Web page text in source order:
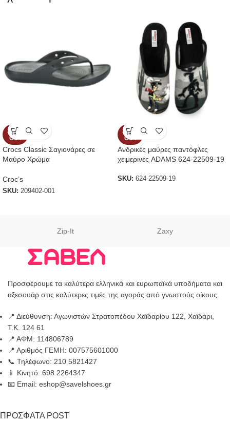
SOLD
OUT
Crocs Classic Σαγιονάρες σε
Μαύρο Χρώμα
Croc’s
SKU: 209402-001
SOLD
OUT
Ανδρικές μαύρες παντόφλες
χειμερινές ADAMS 624-22509-19
SKU: 624-22509-19
Zip-It Zaxy
Προσφέρουμε τα καλύτερα ελληνικά και ευρωπαϊκά υποδήματα και
αξεσουάρ στις καλύτερες τιμές της αγοράς από γνωστούς οίκους.
📍 Διεύθυνση: Αγωνιστών Στρατοπέδου Χαϊδαρίου 122, Χαϊδάρι,
Τ.Κ. 124 61
📍 ΑΦΜ: 114806789
📍 Αριθμός ΓΕΜΗ: 007575601000
📞 Τηλέφωνο: 210 5821427
📱 Κινητό: 698 2264347
📧 Email: eshop@savelshoes.gr
ΠΡΟΣΦΑΤΑ POST